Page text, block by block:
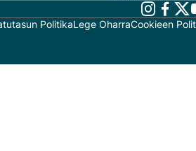
PolitikaLege OharraCookieen